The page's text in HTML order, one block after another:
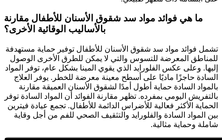
ما هي فوائد مواد سد شقوق الأسنان للأطفال مقارنة
بالأساليب الوقائية الأخرى؟
تشمل فوائد مواد سد شقوق الأسنان للأطفال توفير حماية مستهدفة
للمناطق المعرضة للتسوس والتي لا يمكن للطرق الأخرى الوصول
إليها. وعلى عكس الفلورايد الذي يقوي المينا بشكل عام، توفر المواد
السادة حاجزًا ماديًا على أسطح معينة معرضة للخطر. يوفر العلاج
بالمواد السادة حماية أطول أمدًا لشقوق الأسنان العميقة مقارنة
بالتفريش اليومي بمفرده. تظهر مقارنة الفوائد أن المواد السادة توفر
الحماية الأكثر فعالية للأضراس الدائمة للأطفال. تجمع عيادة فيترين
بين المواد السادة والفلورايد والتثقيف الصحي للفم من أجل وقاية
شاملة وحماية مثالية.